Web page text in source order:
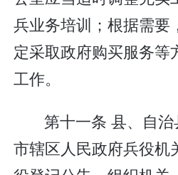
兵业务培训；根据需要
定采取政府购买服务等
工作。
第十一条 县、自治
市辖区人民政府兵役机